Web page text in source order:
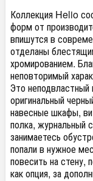
Коллекция Helio
форм от
впишутся в
отделаны
хромированием.
неповторимый
Это
оригинальный
навесные шкафы,
полка, журнальный
занимаетесь
попали в нужное
повесить на стену,
как опция, за